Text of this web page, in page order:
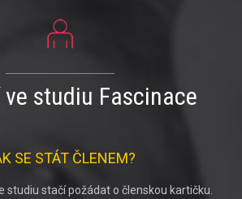
studiu Fascinace
SE STÁT ČLENEM?
studiu stačí požádat o členskou kartičku.